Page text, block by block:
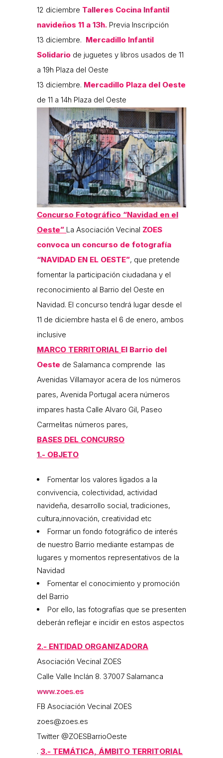
12 diciembre Talleres Cocina Infantil
navideños 11 a 13h. Previa Inscripción
13 diciembre. Mercadillo Infantil
Solidario de juguetes y libros usados de 11
a 19h Plaza del Oeste
13 diciembre. Mercadillo Plaza del Oeste
de 11 a 14h Plaza del Oeste
Concurso Fotográfico “Navidad en el
Oeste” La Asociación Vecinal ZOES
convoca un concurso de fotografía
“NAVIDAD EN EL OESTE”, que pretende
fomentar la participación ciudadana y el
reconocimiento al Barrio del Oeste en
Navidad. El concurso tendrá lugar desde el
11 de diciembre hasta el 6 de enero, ambos
inclusive
MARCO TERRITORIAL El Barrio del
Oeste de Salamanca comprende las
Avenidas Villamayor acera de los números
pares, Avenida Portugal acera números
impares hasta Calle Alvaro Gil, Paseo
Carmelitas números pares,
BASES DEL CONCURSO
1.- OBJETO
Fomentar los valores ligados a la
convivencia, colectividad, actividad
navideña, desarrollo social, tradiciones,
cultura,innovación, creatividad etc
Formar un fondo fotográfico de interés
de nuestro Barrio mediante estampas de
lugares y momentos representativos de la
Navidad
Fomentar el conocimiento y promoción
del Barrio
Por ello, las fotografías que se presenten
deberán reflejar e incidir en estos aspectos
2.- ENTIDAD ORGANIZADORA
Asociación Vecinal ZOES
Calle Valle Inclán 8. 37007 Salamanca
www.zoes.es
FB Asociación Vecinal ZOES
zoes@zoes.es
Twitter @ZOESBarrioOeste
. 3.- TEMÁTICA, ÁMBITO TERRITORIAL